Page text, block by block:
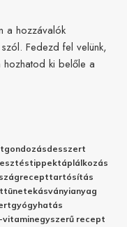
a hozzávalók
Fedezd fel velünk,
ki belőle a
gondozásdesszert
tippektáplálkozás
recepttartósítás
tünetekásványianyag
gyógyhatás
vitaminegyszerű recept